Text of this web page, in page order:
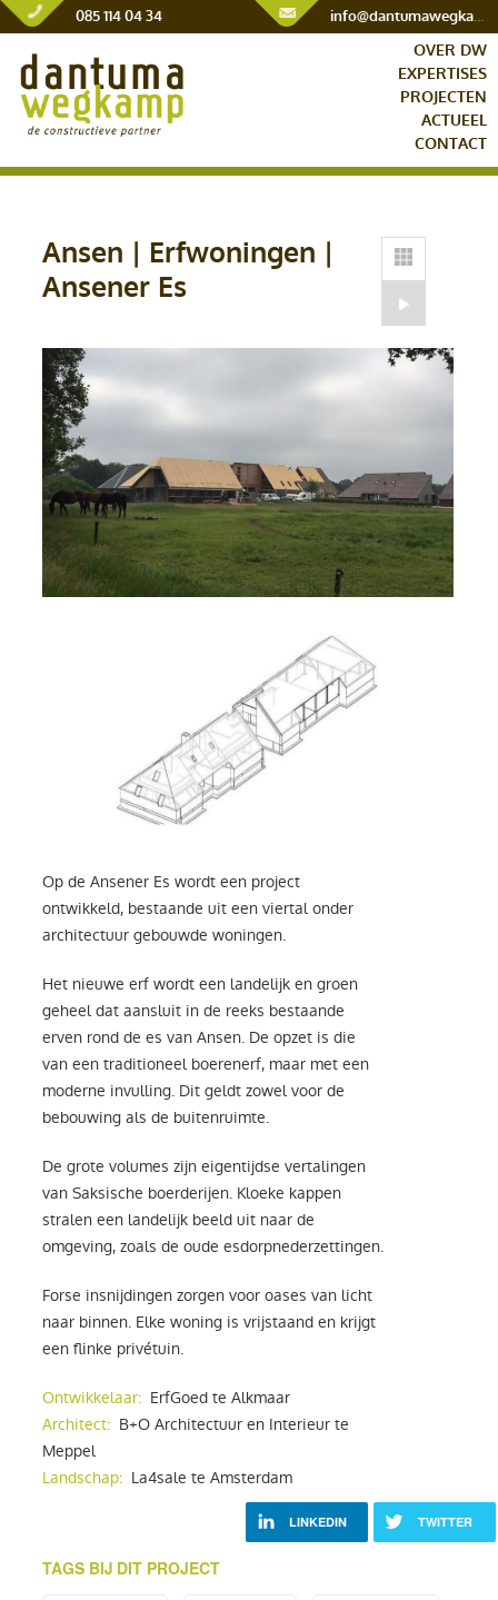
085 114 04 34 info@dantumawegkamp.nl
OVER DW
EXPERTISES
PROJECTEN
ACTUEEL
CONTACT
Ansen | Erfwoningen |
Ansener Es
Op de Ansener Es wordt een project
ontwikkeld, bestaande uit een viertal onder
architectuur gebouwde woningen.
Het nieuwe erf wordt een landelijk en groen
geheel dat aansluit in de reeks bestaande
erven rond de es van Ansen. De opzet is die
van een traditioneel boerenerf, maar met een
moderne invulling. Dit geldt zowel voor de
bebouwing als de buitenruimte.
De grote volumes zijn eigentijdse vertalingen
van Saksische boerderijen. Kloeke kappen
stralen een landelijk beeld uit naar de
omgeving, zoals de oude esdorpnederzettingen.
Forse insnijdingen zorgen voor oases van licht
naar binnen. Elke woning is vrijstaand en krijgt
een flinke privétuin.
Ontwikkelaar: ErfGoed te Alkmaar
Architect: B+O Architectuur en Interieur te
Meppel
Landschap: La4sale te Amsterdam
LINKEDIN TWITTER
TAGS BIJ DIT PROJECT